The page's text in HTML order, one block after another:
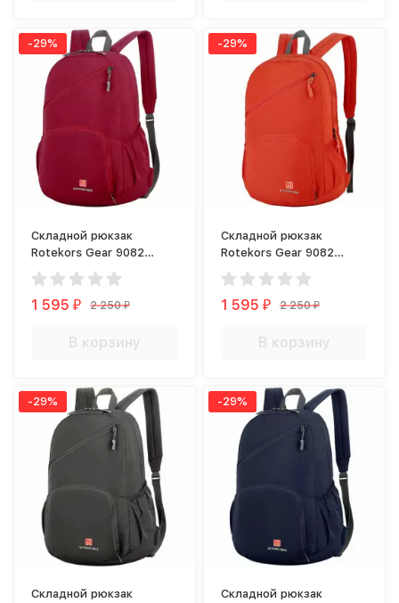
-29%
Складной рюкзак
Rotekors Gear 9082
красный
1 595₽ 2 250₽
В корзину
-29%
Складной рюкзак
Rotekors Gear 9082
оранжевый
1 595₽ 2 250₽
В корзину
-29%
Складной рюкзак
-29%
Складной рюкзак